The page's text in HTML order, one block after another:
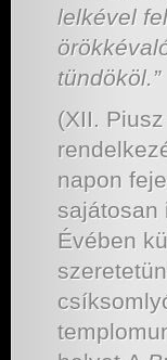
lelkével
tündököl.”
(XII.
napon
sajátosan
Évében